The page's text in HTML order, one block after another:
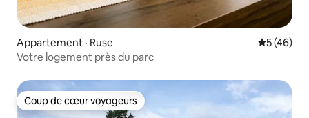
Appartement · Ruse Note
5 (46)
Votre logement près du parc
Coup de cœur voyageurs
Coup de cœur voyageurs